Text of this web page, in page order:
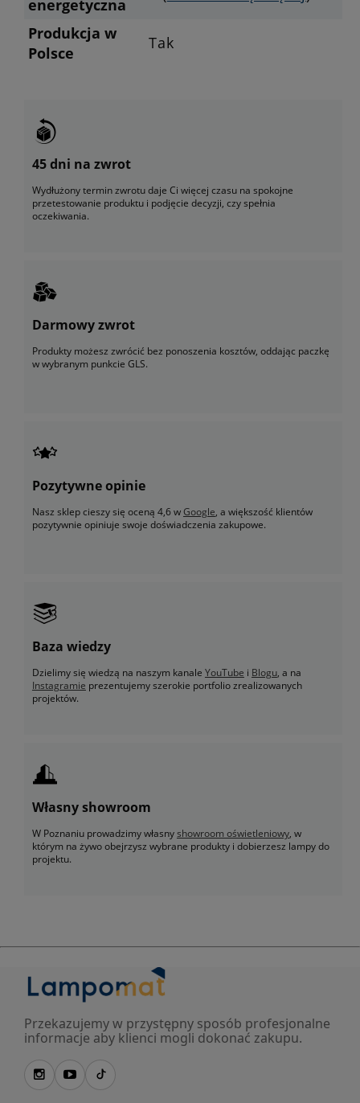
energetyczna
Produkcja w
Polsce
Tak
45 dni na zwrot
Wydłużony termin zwrotu daje Ci więcej czasu na spokojne
przetestowanie produktu i podjęcie decyzji, czy spełnia
oczekiwania.
Darmowy zwrot
Produkty możesz zwrócić bez ponoszenia kosztów, oddając paczkę
w wybranym punkcie GLS.
Pozytywne opinie
Nasz sklep cieszy się oceną 4,6 wGoogle, a większość klientów
pozytywnie opiniuje swoje doświadczenia zakupowe.
Baza wiedzy
Dzielimy się wiedzą na naszym kanale YouTube i Blogu, a na
Instagramie prezentujemy szerokie portfolio zrealizowanych
projektów.
Własny showroom
W Poznaniu prowadzimy własnyshowroom oświetleniowy, w
którym na żywo obejrzysz wybrane produkty i dobierzesz lampy do
projektu.
Przekazujemy w przystępny sposób profesjonalne
informacje aby klienci mogli dokonać zakupu.